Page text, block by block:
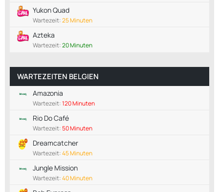
Yukon Quad
Wartezeit:25 Minuten
Azteka
Wartezeit:20 Minuten
WARTEZEITEN BELGIEN
Amazonia
Wartezeit:120 Minuten
Rio Do Café
Wartezeit:50 Minuten
Dreamcatcher
Wartezeit:45 Minuten
Jungle Mission
Wartezeit:40 Minuten